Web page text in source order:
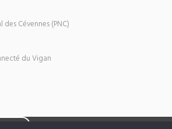
des Cévennes (PNC)
du Vigan